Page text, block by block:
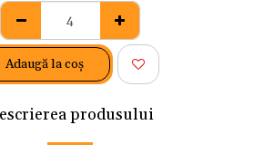
Adaugă la coş
produsului